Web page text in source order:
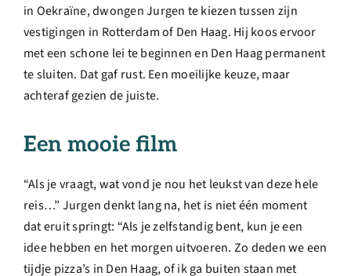
in Oekraïne, dwongen Jurgen te kiezen tussen zijn
vestigingen in Rotterdam of Den Haag. Hij koos ervoor
met een schone lei te beginnen en Den Haag permanent
te sluiten. Dat gaf rust. Een moeilijke keuze, maar
achteraf gezien de juiste.
Een mooie film
“Als je vraagt, wat vond je nou het leukst van deze hele
reis…” Jurgen denkt lang na, het is niet één moment
dat eruit springt: “Als je zelfstandig bent, kun je een
idee hebben en het morgen uitvoeren. Zo deden we een
tijdje pizza’s in Den Haag, of ik ga buiten staan met